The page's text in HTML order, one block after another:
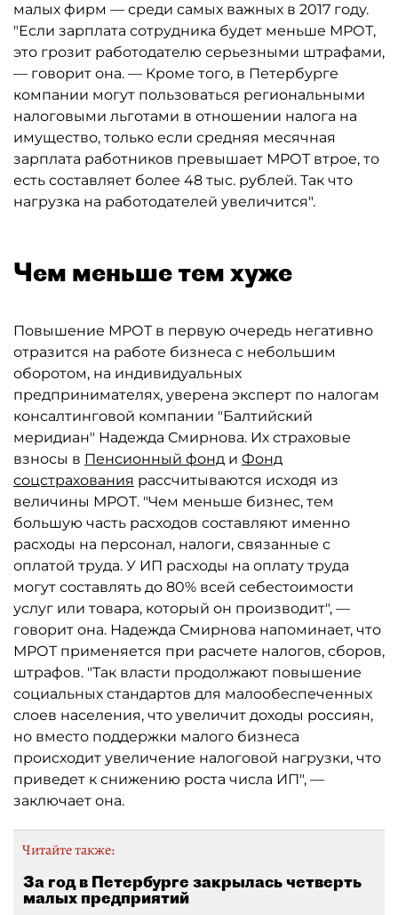
малых фирм — среди самых важных в 2017 году.
"Если зарплата сотрудника будет меньше МРОТ,
это грозит работодателю серьезными штрафами,
— говорит она. — Кроме того, в Петербурге
компании могут пользоваться региональными
налоговыми льготами в отношении налога на
имущество, только если средняя месячная
зарплата работников превышает МРОТ втрое, то
есть составляет более 48 тыс. рублей. Так что
нагрузка на работодателей увеличится".
Чем меньше тем хуже
Повышение МРОТ в первую очередь негативно
отразится на работе бизнеса с небольшим
оборотом, на индивидуальных
предпринимателях, уверена эксперт по налогам
консалтинговой компании "Балтийский
меридиан" Надежда Смирнова. Их страховые
взносы в Пенсионный фонд и Фонд
соцстрахования рассчитываются исходя из
величины МРОТ. "Чем меньше бизнес, тем
большую часть расходов составляют именно
расходы на персонал, налоги, связанные с
оплатой труда. У ИП расходы на оплату труда
могут составлять до 80% всей себестоимости
услуг или товара, который он производит", —
говорит она. Надежда Смирнова напоминает, что
МРОТ применяется при расчете налогов, сборов,
штрафов. "Так власти продолжают повышение
социальных стандартов для малообеспеченных
слоев населения, что увеличит доходы россиян,
но вместо поддержки малого бизнеса
происходит увеличение налоговой нагрузки, что
приведет к снижению роста числа ИП", —
заключает она.
Читайте также:
За год в Петербурге закрылась четверть
малых предприятий